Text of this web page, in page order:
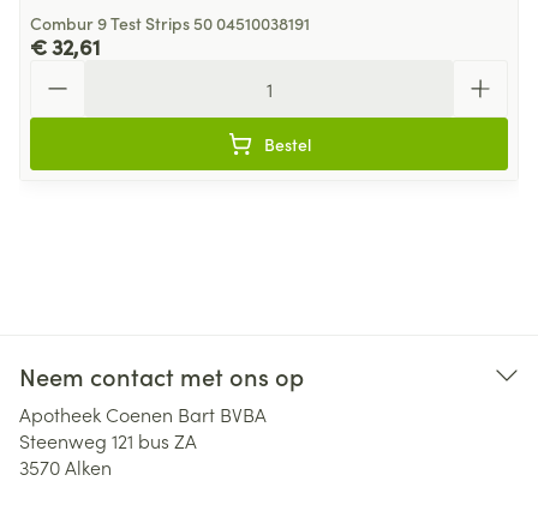
Combur 9 Test Strips 50 04510038191
€ 32,61
Bestel
Neem contact met ons op
Apotheek Coenen Bart BVBA
Steenweg 121 bus ZA
3570Alken